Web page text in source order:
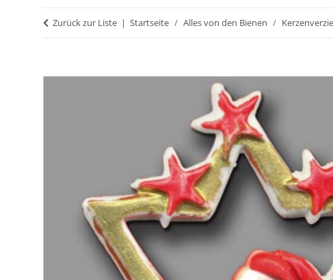
Zurück zur Liste Startseite Alles von den Bienen